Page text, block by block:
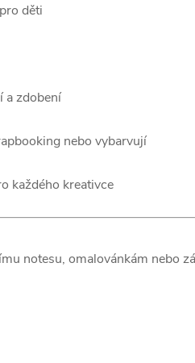
děti
a zdobení
nebo vybarvují
každého kreativce
notesu, omalovánkám nebo